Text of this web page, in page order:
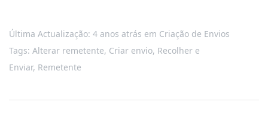
Última Actualização: 4 anos atrás em Criação de Envios
Tags: Alterar remetente, Criar envio, Recolher e
Enviar, Remetente